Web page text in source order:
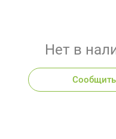
Нет в
Сообщить